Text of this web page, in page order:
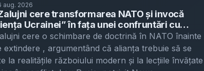
aug. 2026
cere transformarea NATO și invocă
Ucrainei” în fața unei confruntări cu
Fostul comandant ucrainean își nuanțează
despre aderare și indică JEF ca
promițătoare
cere o schimbare de doctrină în NATO înainte
extindere , argumentând că alianța trebuie să se
la realitățile războiului modern și la lecțiile învățate